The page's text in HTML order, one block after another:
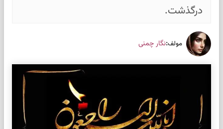
درگذشت.
مولف:نگار چمنی